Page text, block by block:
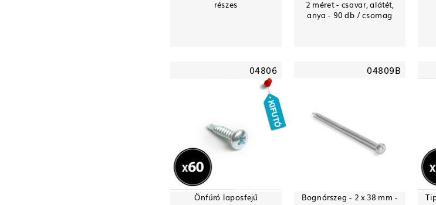
részes
2 méret - csavar, alátét,
anya - 90 db / csomag
04806
Önfúró laposfejű
04809B
Bognárszeg - 2 x 38 mm -